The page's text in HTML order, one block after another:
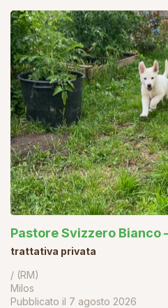
Pastore Svizzero Bianco
trattativa privata
/ (RM)
Milos
Pubblicato il 7 agosto 2026